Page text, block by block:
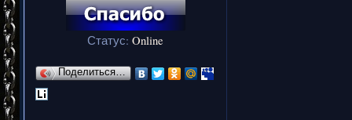
Статус:Online
Поделиться…